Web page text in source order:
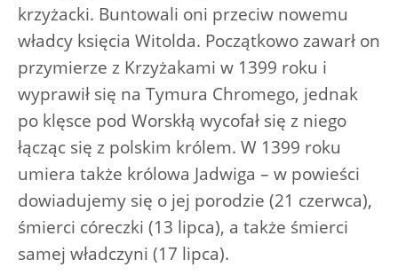
krzyżacki. Buntowali oni przeciw nowemu
władcy księcia Witolda. Początkowo zawarł on
przymierze z Krzyżakami w 1399 roku i
wyprawił się na Tymura Chromego, jednak
po klęsce pod Worskłą wycofał się z niego
łącząc się z polskim królem. W 1399 roku
umiera także królowa Jadwiga – w powieści
dowiadujemy się o jej porodzie (21 czerwca),
śmierci córeczki (13 lipca), a także śmierci
samej władczyni (17 lipca).